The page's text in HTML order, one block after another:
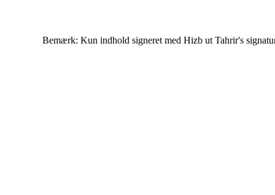
Bemærk: Kun indhold signeret med Hizb ut Tahrir's